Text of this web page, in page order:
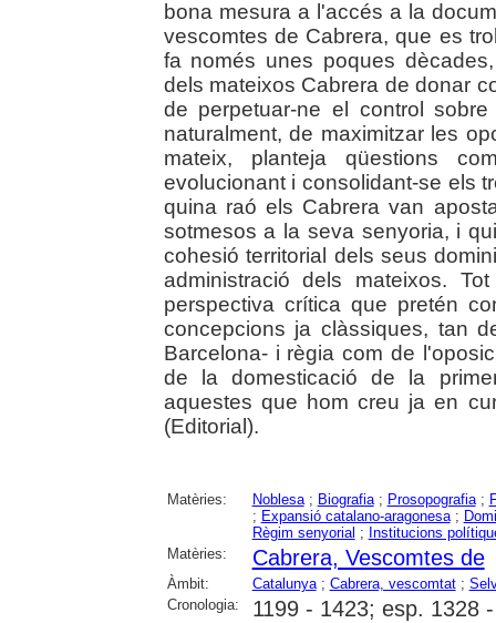
bona mesura a l'accés a la
vescomtes de Cabrera, que es
fa només unes poques
dels mateixos Cabrera de donar
de perpetuar-ne el control
naturalment, de maximitzar les
mateix, planteja qüestions
evolucionant i consolidant-se els
quina raó els Cabrera van
sotmesos a la seva senyoria, i
cohesió territorial dels seus
administració dels mateixos.
perspectiva crítica que pretén
concepcions ja clàssiques, tan
Barcelona- i règia com de
de la domesticació de la
aquestes que hom creu ja en
(Editorial).
Matèries: Noblesa; Biografia; Prosopografia;
; Expansió catalano-aragonesa;
Règim senyorial ; Institucions
Matèries:
Cabrera, Vescomtes de
Àmbit: Catalunya; Cabrera, vescomtat;
Cronologia:
1199 - 1423; esp. 1328